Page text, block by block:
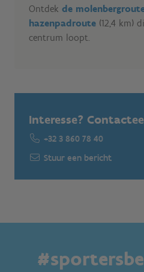
Ontdek de
hazenpadroute (12,4 km)
centrum loopt.
Interesse?
+32 3 860 78 40
Stuur een bericht